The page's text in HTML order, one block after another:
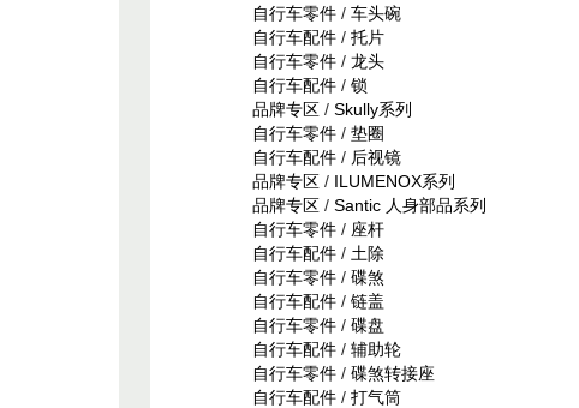
自行车零件/ 车头碗
自行车配件/ 托片
自行车零件/ 龙头
自行车配件/ 锁
品牌专区/ Skully系列
自行车零件/ 垫圈
自行车配件/ 后视镜
品牌专区/ ILUMENOX系列
品牌专区/ Santic 人身部品系列
自行车零件/ 座杆
自行车配件/ 土除
自行车零件/ 碟煞
自行车配件/ 链盖
自行车零件/ 碟盘
自行车配件/ 辅助轮
自行车零件/ 碟煞转接座
自行车配件/ 打气筒